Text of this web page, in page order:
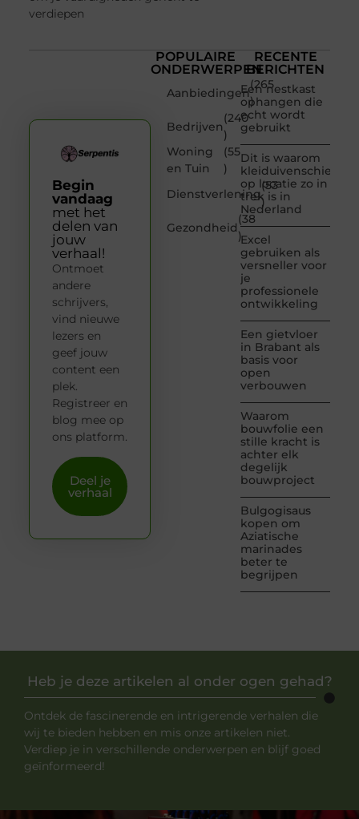
verdiepen
POPULAIRE
ONDERWERPEN
Aanbiedingen
(265
)
Bedrijven
(240
)
Woning
en Tuin
(55
)
Dienstverlening
(53
)
Gezondheid
(38
)
RECENTE
BERICHTEN
Een nestkast
ophangen die
echt wordt
gebruikt
Dit is waarom
kleiduivenschieten
op locatie zo in
trek is in
Nederland
Excel
gebruiken als
versneller voor
je
professionele
ontwikkeling
Een gietvloer
in Brabant als
basis voor
open
verbouwen
Waarom
bouwfolie een
stille kracht is
achter elk
degelijk
bouwproject
Bulgogisaus
kopen om
Aziatische
marinades
beter te
begrijpen
Begin
vandaag
met het
delen van
jouw
verhaal!
Ontmoet
andere
schrijvers,
vind nieuwe
lezers en
geef jouw
content een
plek.
Registreer en
blog mee op
ons platform.
Deel je
verhaal
Heb je deze artikelen al onder ogen gehad?
Ontdek de fascinerende en intrigerende verhalen die
wij te bieden hebben en mis onze artikelen niet.
Verdiep je in verschillende onderwerpen en blijf goed
geïnformeerd!